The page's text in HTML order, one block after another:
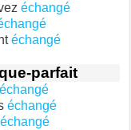
échangé
échangé
parfait
échangé
échangé
échangé